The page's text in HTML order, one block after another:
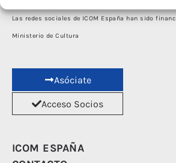
Las redes sociales de ICOM España han sido
Ministerio de Cultura
Asóciate
Acceso Socios
ICOM ESPAÑA